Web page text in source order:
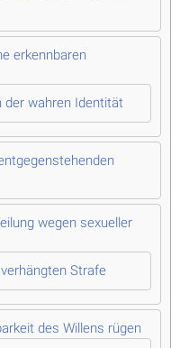
erkennbaren
der wahren Identität
wegen sexueller
Strafe
des Willens rügen